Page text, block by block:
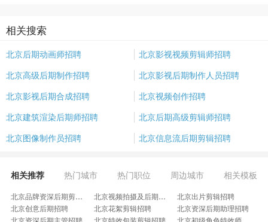
相关搜索
北京后期动画师招聘
北京影视视频剪辑师招聘
北京高级后期制作招聘
北京影视后期制作人员招聘
北京影视后期合成招聘
北京视频创作招聘
北京建筑渲染后期师招聘
北京后期高级剪辑师招聘
北京图像制作员招聘
北京信息流后期剪辑招聘
相关推荐 热门城市 热门职位 周边城市 相关模板
北京品牌资深后期剪辑招聘 北京视频拍摄及后期制作招聘
北京出片剪辑招聘
北京创意后期招聘
北京花絮剪辑招聘
北京资深后期助理招聘
北京资深后期主管招聘
北京特效包装剪辑招聘